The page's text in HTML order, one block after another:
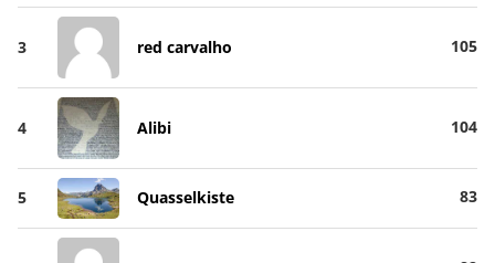
3 red carvalho 105
4 Alibi 104
5 Quasselkiste 83